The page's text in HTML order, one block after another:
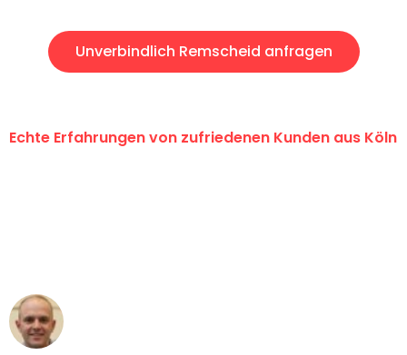
Unverbindlich Remscheid anfragen
Echte Erfahrungen von zufriedenen Kunden aus Köln